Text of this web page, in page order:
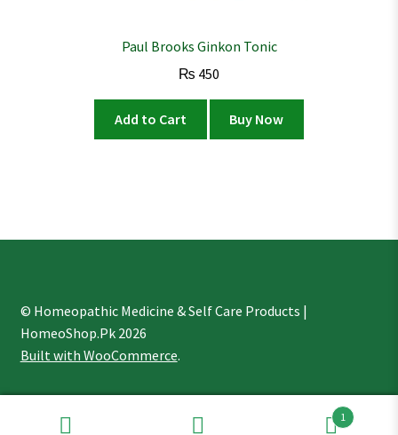
Paul Brooks Ginkon Tonic
₨ 450
Add to Cart Buy Now
© Homeopathic Medicine & Self Care Products |
HomeoShop.Pk 2026
Built with WooCommerce.
1